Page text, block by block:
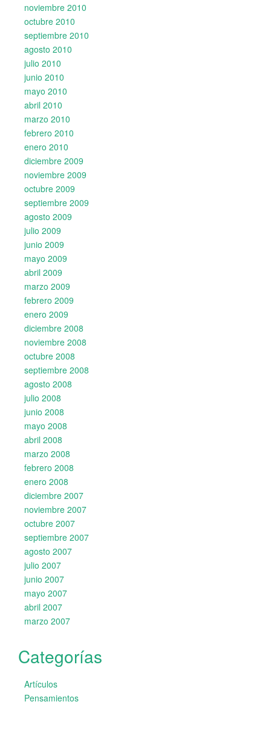
noviembre 2010
octubre 2010
septiembre 2010
agosto 2010
julio 2010
junio 2010
mayo 2010
abril 2010
marzo 2010
febrero 2010
enero 2010
diciembre 2009
noviembre 2009
octubre 2009
septiembre 2009
agosto 2009
julio 2009
junio 2009
mayo 2009
abril 2009
marzo 2009
febrero 2009
enero 2009
diciembre 2008
noviembre 2008
octubre 2008
septiembre 2008
agosto 2008
julio 2008
junio 2008
mayo 2008
abril 2008
marzo 2008
febrero 2008
enero 2008
diciembre 2007
noviembre 2007
octubre 2007
septiembre 2007
agosto 2007
julio 2007
junio 2007
mayo 2007
abril 2007
marzo 2007
Categorías
Artículos
Pensamientos